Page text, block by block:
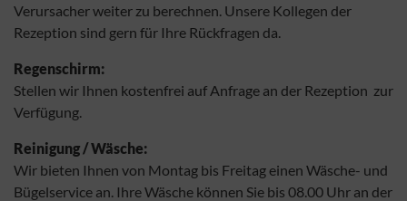
Verursacher weiter zu berechnen. Unsere Kollegen der
Rezeption sind gern für Ihre Rückfragen da.
Regenschirm:
Stellen wir Ihnen kostenfrei auf Anfrage an der Rezeption zur
Verfügung.
Reinigung / Wäsche:
Wir bieten Ihnen von Montag bis Freitag einen Wäsche- und
Bügelservice an. Ihre Wäsche können Sie bis 08.00 Uhr an der